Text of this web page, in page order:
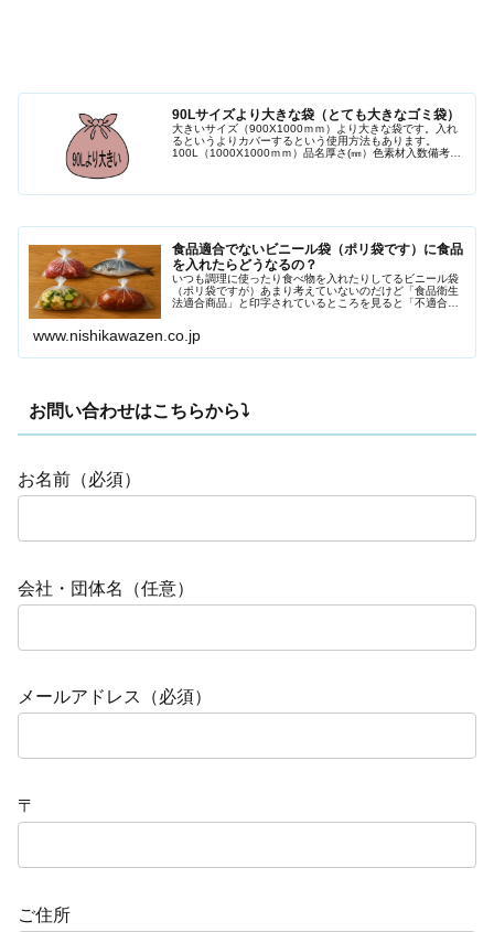
90Lサイズより大きな袋（とても大きなゴミ袋）
大きいサイズ（900X1000ｍｍ）より大きな袋です。入れ
るというよりカバーするという使用方法もあります。
100L（1000X1000ｍｍ）品名厚さ(㎜）色素材入数備考
食品適合でないビニール袋（ポリ袋です）に食品
を入れたらどうなるの？
いつも調理に使ったり食べ物を入れたりしてるビニール袋
（ポリ袋ですが）あまり考えていないのだけど「食品衛生
法適合商品」と印字されているところを見ると「不適合商
www.nishikawazen.co.jp
お問い合わせはこちらから⤵
お名前（必須）
会社・団体名（任意）
メールアドレス（必須）
〒
ご住所